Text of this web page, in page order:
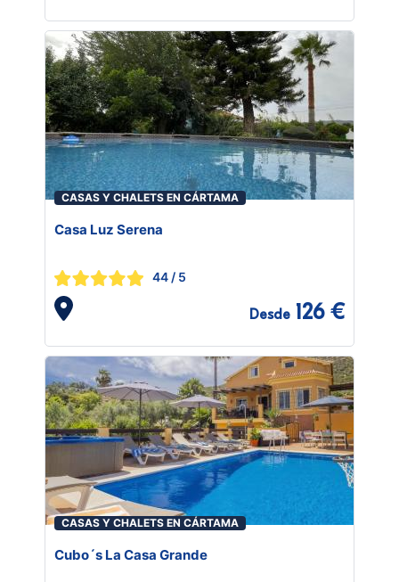
CASAS Y CHALETS EN CÁRTAMA
Casa Luz Serena
44 / 5
Desde 126 €
CASAS Y CHALETS EN CÁRTAMA
Cubo´s La Casa Grande